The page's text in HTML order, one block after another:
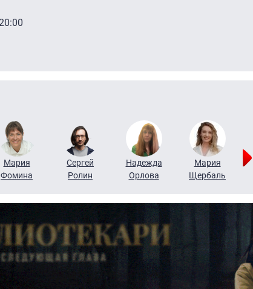
Мария
Фомина
Сергей
Ролин
Надежда
Орлова
Мария
Щербаль